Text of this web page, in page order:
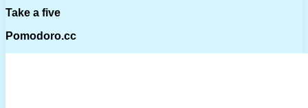
Take a five
Pomodoro.cc